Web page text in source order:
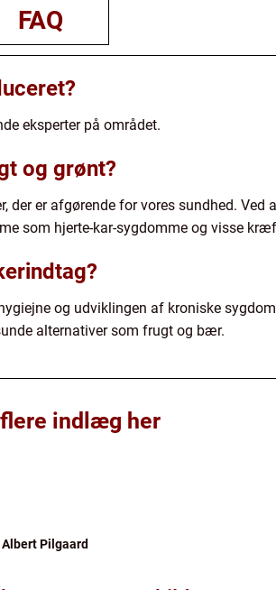
FAQ
eksperter på området.
og grønt?
der er afgørende for vores sundhed. Ved
som hjerte-kar-sygdomme og visse
og udviklingen af kroniske
alternativer som frugt og bær.
indlæg her
Albert Pilgaard